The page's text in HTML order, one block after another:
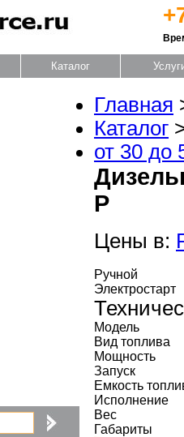
Каталог
Главная
Каталог
от 30 до
Р
Цены в:
Ручной
Электростарт
Модель
Вид топлива
Мощность
Запуск
Емкость
Исполнение
Вес
Габариты